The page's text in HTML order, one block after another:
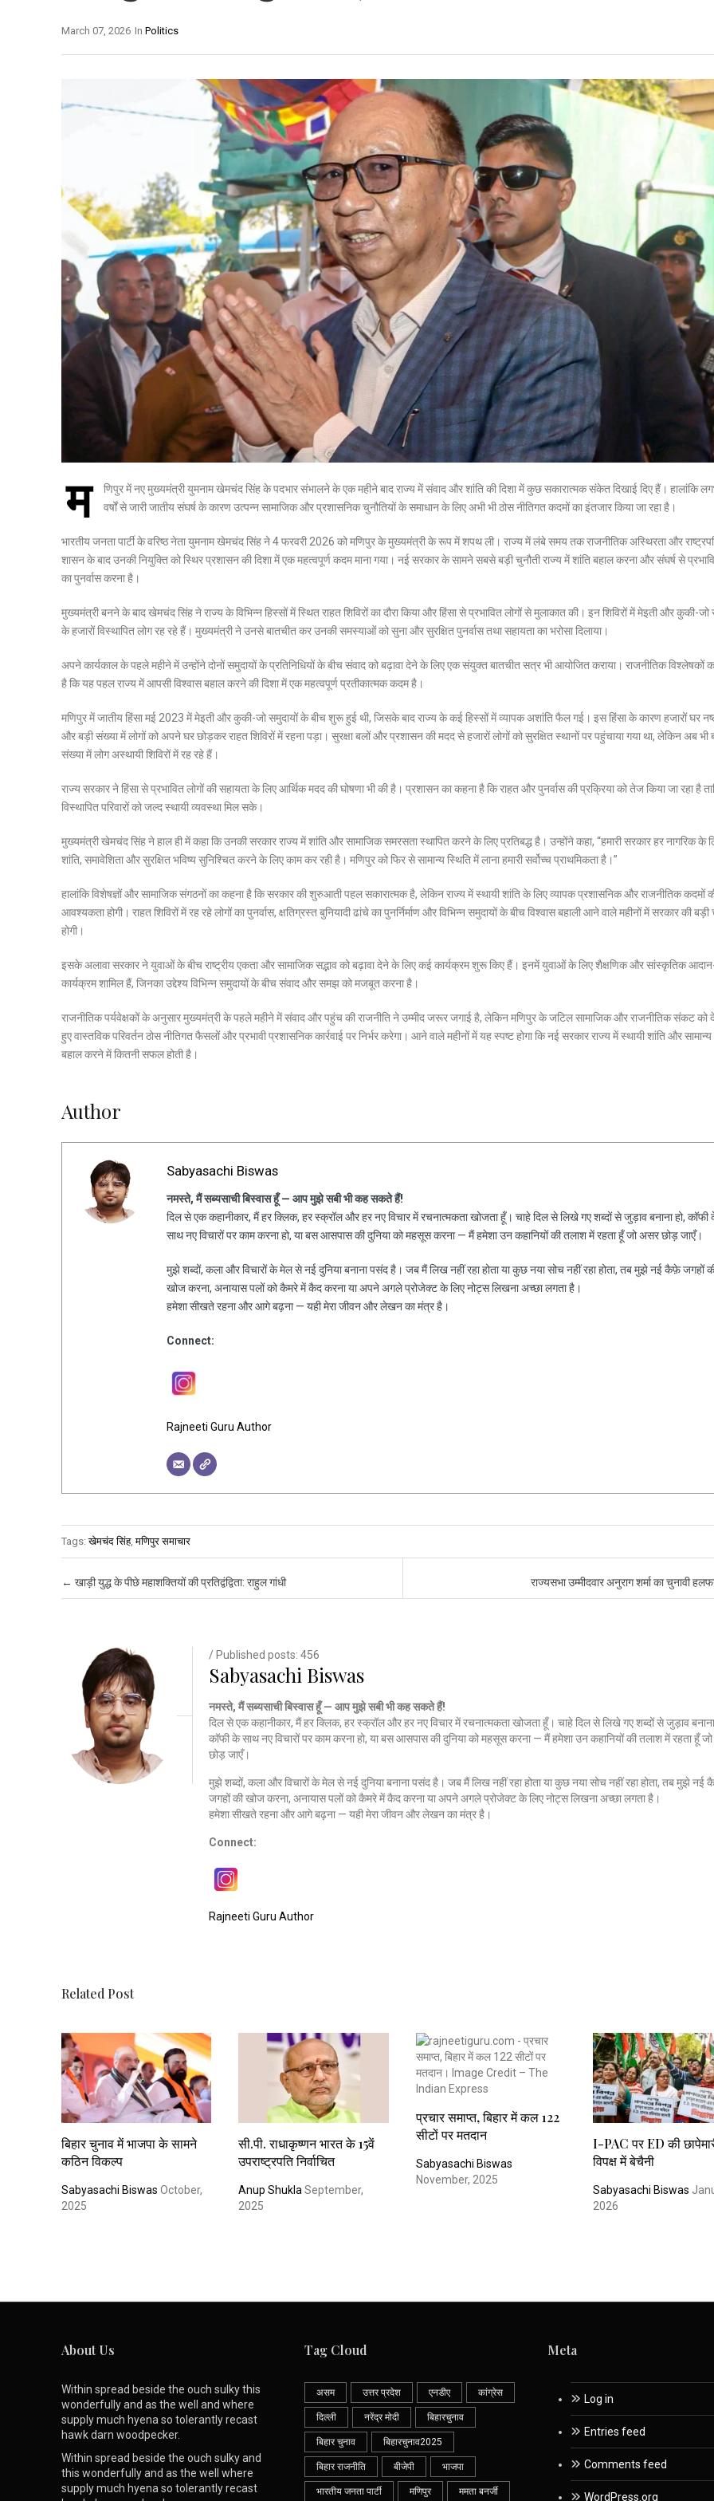
In Politics
March 07, 2026
म
णिपुर में नए मुख्यमंत्री युमनाम खेमचंद सिंह के पदभार संभालने के एक महीने बाद राज्य में संवाद और शांति की दिशा में कुछ सकारात्मक संकेत दिखाई दिए हैं। हालांकि
वर्षों से जारी जातीय संघर्ष के कारण उत्पन्न सामाजिक और प्रशासनिक चुनौतियों के समाधान के लिए अभी भी ठोस नीतिगत कदमों का इंतजार किया जा रहा है।
भारतीय जनता पार्टी के वरिष्ठ नेता युमनाम खेमचंद सिंह ने 4 फरवरी 2026 को मणिपुर के मुख्यमंत्री के रूप में शपथ ली। राज्य में लंबे समय तक राजनीतिक अस्थिरता और
शासन के बाद उनकी नियुक्ति को स्थिर प्रशासन की दिशा में एक महत्वपूर्ण कदम माना गया। नई सरकार के सामने सबसे बड़ी चुनौती राज्य में शांति बहाल करना और संघर्ष से
का पुनर्वास करना है।
मुख्यमंत्री बनने के बाद खेमचंद सिंह ने राज्य के विभिन्न हिस्सों में स्थित राहत शिविरों का दौरा किया और हिंसा से प्रभावित लोगों से मुलाकात की। इन शिविरों में मेइती और कुकी-जो
के हजारों विस्थापित लोग रह रहे हैं। मुख्यमंत्री ने उनसे बातचीत कर उनकी समस्याओं को सुना और सुरक्षित पुनर्वास तथा सहायता का भरोसा दिलाया।
अपने कार्यकाल के पहले महीने में उन्होंने दोनों समुदायों के प्रतिनिधियों के बीच संवाद को बढ़ावा देने के लिए एक संयुक्त बातचीत सत्र भी आयोजित कराया। राजनीतिक विश्लेषकों
है कि यह पहल राज्य में आपसी विश्वास बहाल करने की दिशा में एक महत्वपूर्ण प्रतीकात्मक कदम है।
मणिपुर में जातीय हिंसा मई 2023 में मेइती और कुकी-जो समुदायों के बीच शुरू हुई थी, जिसके बाद राज्य के कई हिस्सों में व्यापक अशांति फैल गई। इस हिंसा के कारण हजारों घर
और बड़ी संख्या में लोगों को अपने घर छोड़कर राहत शिविरों में रहना पड़ा। सुरक्षा बलों और प्रशासन की मदद से हजारों लोगों को सुरक्षित स्थानों पर पहुंचाया गया था, लेकिन अब भी
संख्या में लोग अस्थायी शिविरों में रह रहे हैं।
राज्य सरकार ने हिंसा से प्रभावित लोगों की सहायता के लिए आर्थिक मदद की घोषणा भी की है। प्रशासन का कहना है कि राहत और पुनर्वास की प्रक्रिया को तेज किया जा रहा है
विस्थापित परिवारों को जल्द स्थायी व्यवस्था मिल सके।
मुख्यमंत्री खेमचंद सिंह ने हाल ही में कहा कि उनकी सरकार राज्य में शांति और सामाजिक समरसता स्थापित करने के लिए प्रतिबद्ध है। उन्होंने कहा, “हमारी सरकार हर नागरिक के
शांति, समावेशिता और सुरक्षित भविष्य सुनिश्चित करने के लिए काम कर रही है। मणिपुर को फिर से सामान्य स्थिति में लाना हमारी सर्वोच्च प्राथमिकता है।”
हालांकि विशेषज्ञों और सामाजिक संगठनों का कहना है कि सरकार की शुरुआती पहल सकारात्मक है, लेकिन राज्य में स्थायी शांति के लिए व्यापक प्रशासनिक और राजनीतिक कदमों
आवश्यकता होगी। राहत शिविरों में रह रहे लोगों का पुनर्वास, क्षतिग्रस्त बुनियादी ढांचे का पुनर्निर्माण और विभिन्न समुदायों के बीच विश्वास बहाली आने वाले महीनों में सरकार की बड़ी
होगी।
इसके अलावा सरकार ने युवाओं के बीच राष्ट्रीय एकता और सामाजिक सद्भाव को बढ़ावा देने के लिए कई कार्यक्रम शुरू किए हैं। इनमें युवाओं के लिए शैक्षणिक और सांस्कृतिक
कार्यक्रम शामिल हैं, जिनका उद्देश्य विभिन्न समुदायों के बीच संवाद और समझ को मजबूत करना है।
राजनीतिक पर्यवेक्षकों के अनुसार मुख्यमंत्री के पहले महीने में संवाद और पहुंच की राजनीति ने उम्मीद जरूर जगाई है, लेकिन मणिपुर के जटिल सामाजिक और राजनीतिक संकट को
हुए वास्तविक परिवर्तन ठोस नीतिगत फैसलों और प्रभावी प्रशासनिक कार्रवाई पर निर्भर करेगा। आने वाले महीनों में यह स्पष्ट होगा कि नई सरकार राज्य में स्थायी शांति और सामान्य
बहाल करने में कितनी सफल होती है।
Author
Sabyasachi Biswas
नमस्ते, मैं सब्यसाची बिस्वास हूँ — आप मुझे सबी भी कह सकते हैं!
दिल से एक कहानीकार, मैं हर क्लिक, हर स्क्रॉल और हर नए विचार में रचनात्मकता खोजता हूँ। चाहे दिल से लिखे गए शब्दों से जुड़ाव बनाना हो, कॉफी
साथ नए विचारों पर काम करना हो, या बस आसपास की दुनिया को महसूस करना — मैं हमेशा उन कहानियों की तलाश में रहता हूँ जो असर छोड़ जाएँ।
मुझे शब्दों, कला और विचारों के मेल से नई दुनिया बनाना पसंद है। जब मैं लिख नहीं रहा होता या कुछ नया सोच नहीं रहा होता, तब मुझे नई कैफ़े जगहों
खोज करना, अनायास पलों को कैमरे में कैद करना या अपने अगले प्रोजेक्ट के लिए नोट्स लिखना अच्छा लगता है।
हमेशा सीखते रहना और आगे बढ़ना — यही मेरा जीवन और लेखन का मंत्र है।
Connect:
Rajneeti Guru Author
Tags:खेमचंद सिंह,मणिपुर समाचार
Post navigation
← खाड़ी युद्ध के पीछे महाशक्तियों की प्रतिद्वंद्विता: राहुल गांधी राज्यसभा उम्मीदवार अनुराग शर्मा का चुनावी
/ Published posts: 456
Sabyasachi Biswas
नमस्ते, मैं सब्यसाची बिस्वास हूँ — आप मुझे सबी भी कह सकते हैं!
दिल से एक कहानीकार, मैं हर क्लिक, हर स्क्रॉल और हर नए विचार में रचनात्मकता खोजता हूँ। चाहे दिल से लिखे गए शब्दों से जुड़ाव
कॉफी के साथ नए विचारों पर काम करना हो, या बस आसपास की दुनिया को महसूस करना — मैं हमेशा उन कहानियों की तलाश में रहता हूँ
छोड़ जाएँ।
मुझे शब्दों, कला और विचारों के मेल से नई दुनिया बनाना पसंद है। जब मैं लिख नहीं रहा होता या कुछ नया सोच नहीं रहा होता, तब मुझे नई
जगहों की खोज करना, अनायास पलों को कैमरे में कैद करना या अपने अगले प्रोजेक्ट के लिए नोट्स लिखना अच्छा लगता है।
हमेशा सीखते रहना और आगे बढ़ना — यही मेरा जीवन और लेखन का मंत्र है।
Connect:
Rajneeti Guru Author
Related Post
बिहार चुनाव में भाजपा के सामने
कठिन विकल्प
Sabyasachi Biswas October,
2025
सी.पी. राधाकृष्णन भारत के 15वें
उपराष्ट्रपति निर्वाचित
Anup Shukla September,
2025
प्रचार समाप्त, बिहार में कल 122
सीटों पर मतदान
Sabyasachi Biswas
November, 2025
I-PAC पर ED की
विपक्ष में बेचैनी
Sabyasachi Biswas
2026
About Us
Within spread beside the ouch sulky this
wonderfully and as the well and where
supply much hyena so tolerantly recast
hawk darn woodpecker.
Within spread beside the ouch sulky and
this wonderfully and as the well where
supply much hyena so tolerantly recast
Tag Cloud
असम उत्तर प्रदेश एनडीए कांग्रेस
दिल्ली नरेंद्र मोदी बिहारचुनाव
बिहार चुनाव बिहारचुनाव2025
बिहार राजनीति बीजेपी भाजपा
भारतीय जनता पार्टी मणिपुर ममता बनर्जी
Meta
Log in
Entries feed
Comments feed
WordPress.org